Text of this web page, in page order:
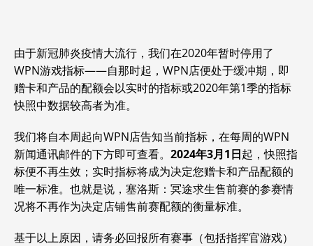
由于新冠肺炎疫情大流行，我们在2020年暂时停用了
WPN游戏指标——自那时起，WPN店便处于缓冲期，即
赠卡和产品的配额会以实时的指标或2020年第1季的指标
快照中数据较高者为准。
我们将自本周起向WPN店告知当前指标，在每周的WPN
新闻通讯邮件的下方即可查看。 2024年3月1日起，快照指
标便不再生效；实时指标将成为决定您赠卡和产品配额的
唯一标准。也就是说，塞洛斯： 冥途求生售前赛的参赛情
况将不再作为决定店铺售前赛配额的衡量标准。
基于以上原因，请务必回报所有赛事（包括指挥官游戏）